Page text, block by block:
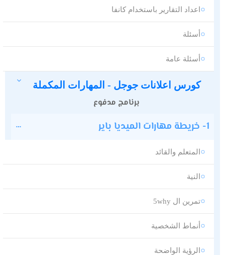
اعداد التقارير باستخدام كانفا
أسئلة
أسئلة عامة
كورس اعلانات جوجل - المهارات المكملة
برنامج مدفوع
1- خريطة مهارات الميديا باير
المتعلم والقائد
النية
تمرين ال 5why
أنماط الشخصية
الرؤية الواضحة